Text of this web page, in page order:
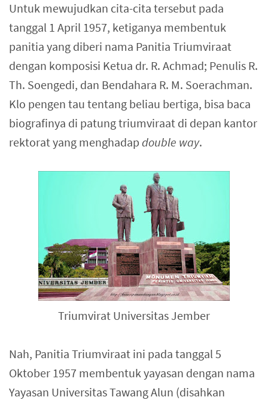
Untuk mewujudkan cita-cita tersebut pada
tanggal 1 April 1957, ketiganya membentuk
panitia yang diberi nama Panitia Triumviraat
dengan komposisi Ketua dr. R. Achmad; Penulis R.
Th. Soengedi, dan Bendahara R. M. Soerachman.
Klo pengen tau tentang beliau bertiga, bisa baca
biografinya di patung triumviraat di depan kantor
rektorat yang menghadap double way.
Triumvirat Universitas Jember
Nah, Panitia Triumviraat ini pada tanggal 5
Oktober 1957 membentuk yayasan dengan nama
Yayasan Universitas Tawang Alun (disahkan